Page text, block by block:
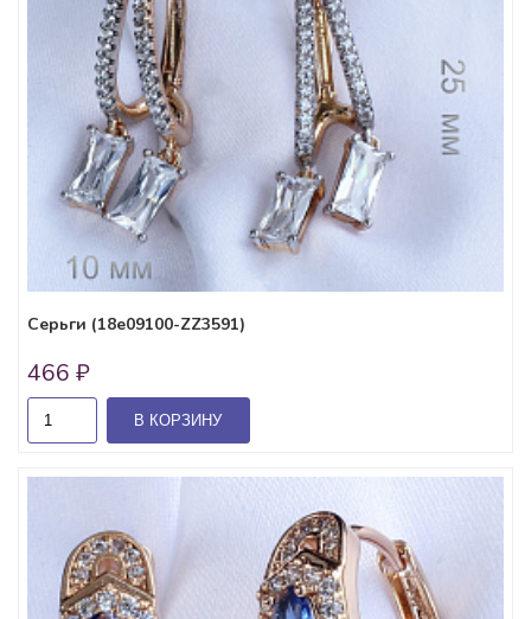
Серьги (18e09100-ZZ3591)
466 ₽
В КОРЗИНУ